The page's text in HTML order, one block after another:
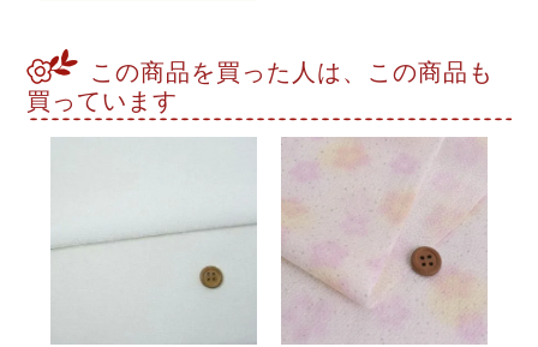
この商品を買った人は、この商品も
買っています